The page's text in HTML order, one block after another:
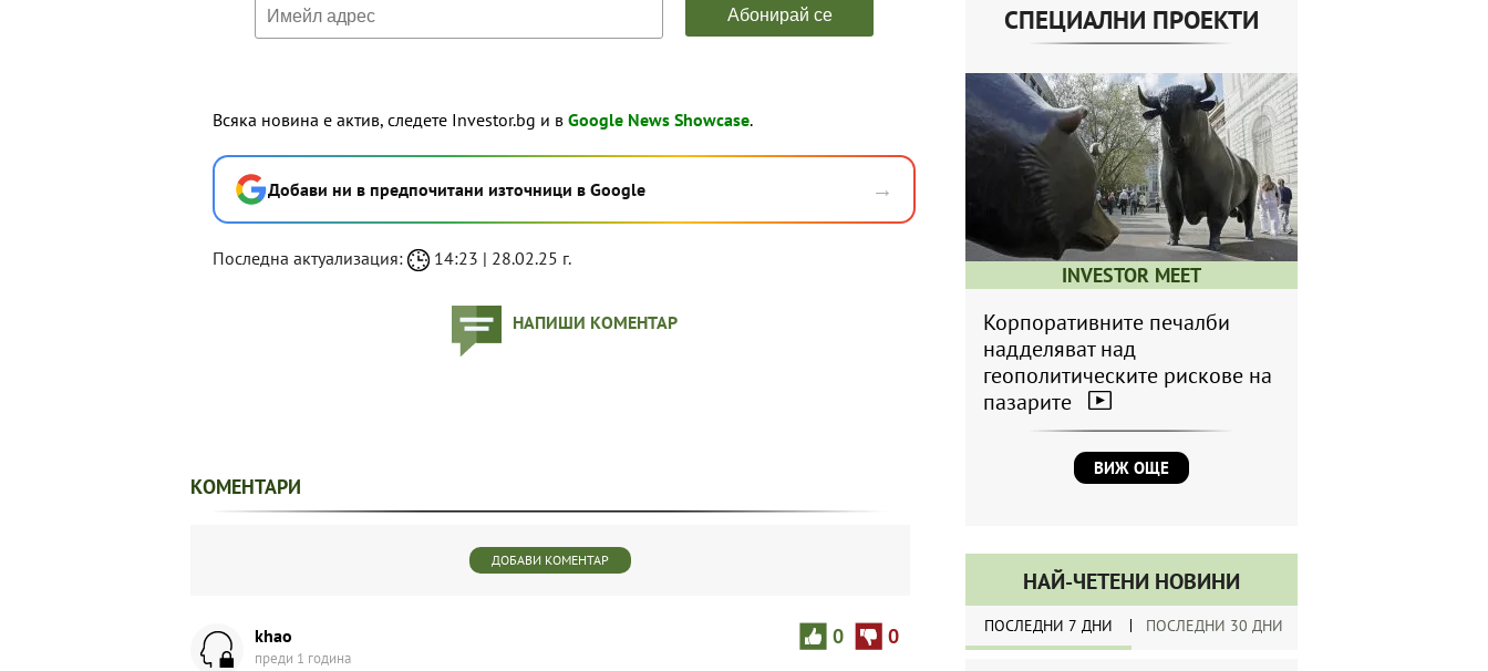
Всяка новина е актив, следете Investor.bg и в Google News Showcase.
Добави ни в предпочитани източници в Google →
Последна актуализация: 14:23 | 28.02.25 г.
НАПИШИ КОМЕНТАР
СПЕЦИАЛНИ ПРОЕКТИ
INVESTOR MEET
Корпоративните печалби
надделяват над
геополитическите рискове на
пазарите
ВИЖ ОЩЕ
НАЙ-ЧЕТЕНИ НОВИНИ
ПОСЛЕДНИ 7 ДНИ ПОСЛЕДНИ 30 ДНИ
КОМЕНТАРИ
ДОБАВИ КОМЕНТАР
0 0
khаo
преди 1 година